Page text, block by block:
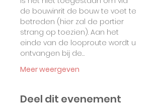
de bouwinrit de bouw te voet te
betreden (hier zal de portier
strang op toezien). Aan het
einde van de looproute wordt u
ontvangen bij de…
Meer weergeven
Deel dit evenement